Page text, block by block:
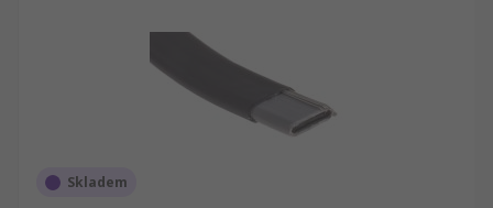
Skladem